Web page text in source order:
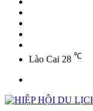
Lào Cai 28 ℃